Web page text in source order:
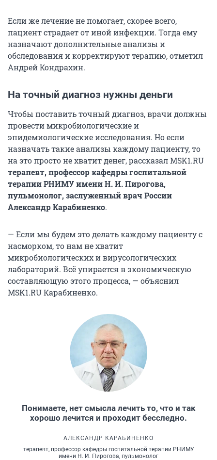
Если же лечение не помогает, скорее всего,
пациент страдает от иной инфекции. Тогда ему
назначают дополнительные анализы и
обследования и корректируют терапию, отметил
Андрей Кондрахин.
На точный диагноз нужны деньги
Чтобы поставить точный диагноз, врачи должны
провести микробиологические и
эпидемиологические исследования. Но если
назначать такие анализы каждому пациенту, то
на это просто не хватит денег, рассказал MSK1.RU
терапевт, профессор кафедры госпитальной
терапии РНИМУ имени Н. И. Пирогова,
пульмонолог, заслуженный врач России
Александр Карабиненко.
— Если мы будем это делать каждому пациенту с
насморком, то нам не хватит
микробиологических и вирусологических
лабораторий. Всё упирается в экономическую
составляющую этого процесса, — объяснил
MSK1.RU Карабиненко.
Понимаете, нет смысла лечить то, что и так
хорошо лечится и проходит бесследно.
АЛЕКСАНДР КАРАБИНЕНКО
терапевт, профессор кафедры госпитальной терапии РНИМУ
имени Н. И. Пирогова, пульмонолог